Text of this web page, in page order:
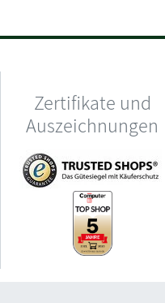
Zertifikate und
Auszeichnungen